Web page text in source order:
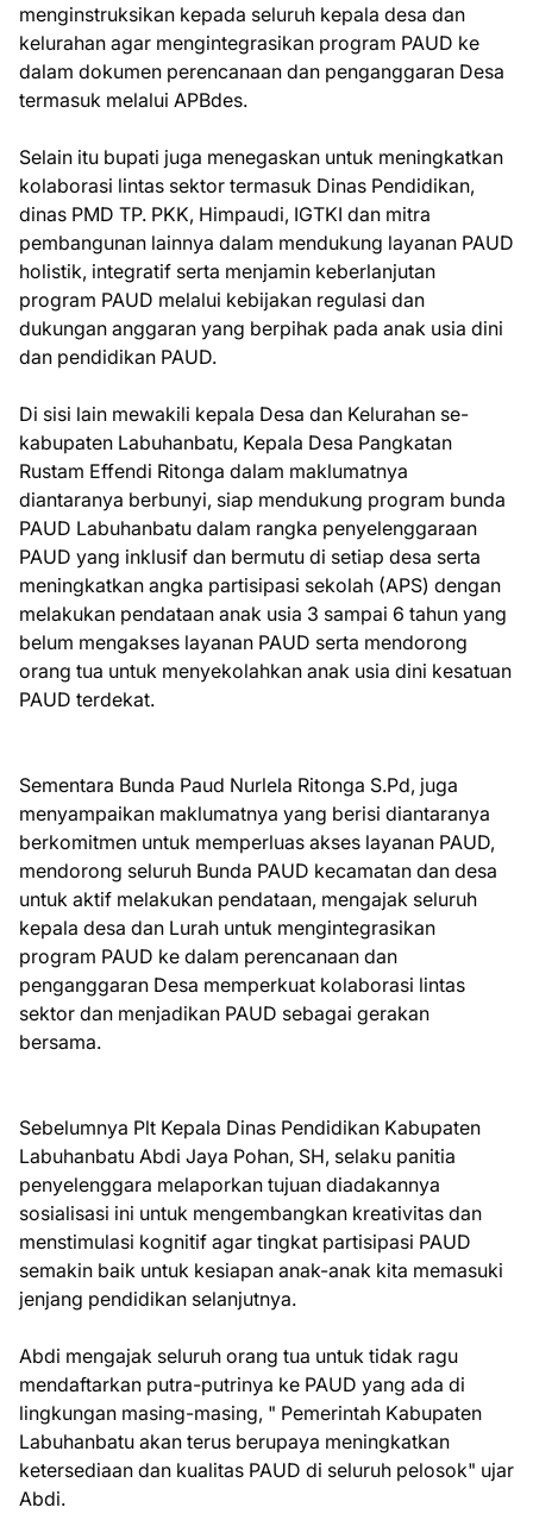
menginstruksikan kepada seluruh kepala desa dan
kelurahan agar mengintegrasikan program PAUD ke
dalam dokumen perencanaan dan penganggaran Desa
termasuk melalui APBdes.
Selain itu bupati juga menegaskan untuk meningkatkan
kolaborasi lintas sektor termasuk Dinas Pendidikan,
dinas PMD TP. PKK, Himpaudi, IGTKI dan mitra
pembangunan lainnya dalam mendukung layanan PAUD
holistik, integratif serta menjamin keberlanjutan
program PAUD melalui kebijakan regulasi dan
dukungan anggaran yang berpihak pada anak usia dini
dan pendidikan PAUD.
Di sisi lain mewakili kepala Desa dan Kelurahan se-
kabupaten Labuhanbatu, Kepala Desa Pangkatan
Rustam Effendi Ritonga dalam maklumatnya
diantaranya berbunyi, siap mendukung program bunda
PAUD Labuhanbatu dalam rangka penyelenggaraan
PAUD yang inklusif dan bermutu di setiap desa serta
meningkatkan angka partisipasi sekolah (APS) dengan
melakukan pendataan anak usia 3 sampai 6 tahun yang
belum mengakses layanan PAUD serta mendorong
orang tua untuk menyekolahkan anak usia dini kesatuan
PAUD terdekat.
Sementara Bunda Paud Nurlela Ritonga S.Pd, juga
menyampaikan maklumatnya yang berisi diantaranya
berkomitmen untuk memperluas akses layanan PAUD,
mendorong seluruh Bunda PAUD kecamatan dan desa
untuk aktif melakukan pendataan, mengajak seluruh
kepala desa dan Lurah untuk mengintegrasikan
program PAUD ke dalam perencanaan dan
penganggaran Desa memperkuat kolaborasi lintas
sektor dan menjadikan PAUD sebagai gerakan
bersama.
Sebelumnya Plt Kepala Dinas Pendidikan Kabupaten
Labuhanbatu Abdi Jaya Pohan, SH, selaku panitia
penyelenggara melaporkan tujuan diadakannya
sosialisasi ini untuk mengembangkan kreativitas dan
menstimulasi kognitif agar tingkat partisipasi PAUD
semakin baik untuk kesiapan anak-anak kita memasuki
jenjang pendidikan selanjutnya.
Abdi mengajak seluruh orang tua untuk tidak ragu
mendaftarkan putra-putrinya ke PAUD yang ada di
lingkungan masing-masing, " Pemerintah Kabupaten
Labuhanbatu akan terus berupaya meningkatkan
ketersediaan dan kualitas PAUD di seluruh pelosok" ujar
Abdi.